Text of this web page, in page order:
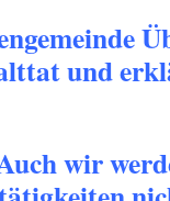
und
wir